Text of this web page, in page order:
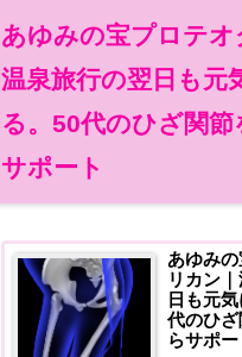
あゆみの宝プロテオ
温泉旅行の翌日も元
る。50代のひざ関節
サポート
あゆみ
リカン
日も元
代のひ
らサポー